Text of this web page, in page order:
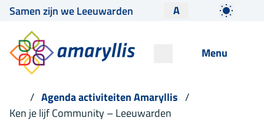
Samen zijn we Leeuwarden A
Menu
Agenda activiteiten Amaryllis
Ken je lijf Community – Leeuwarden